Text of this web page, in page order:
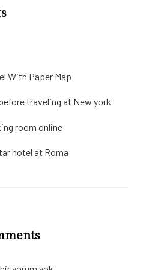
With Paper Map
traveling at New york
room online
hotel at Roma